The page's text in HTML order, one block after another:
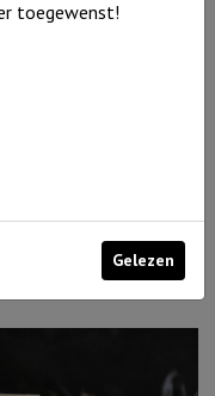
toegewenst!
Gelezen